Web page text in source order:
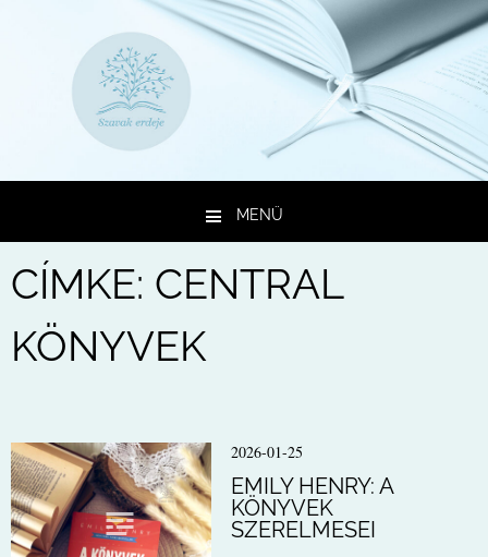
MENÜ
Kilépés a tartalomba
CÍMKE: CENTRAL
KÖNYVEK
2026-01-25
EMILY HENRY: A
KÖNYVEK
SZERELMESEI